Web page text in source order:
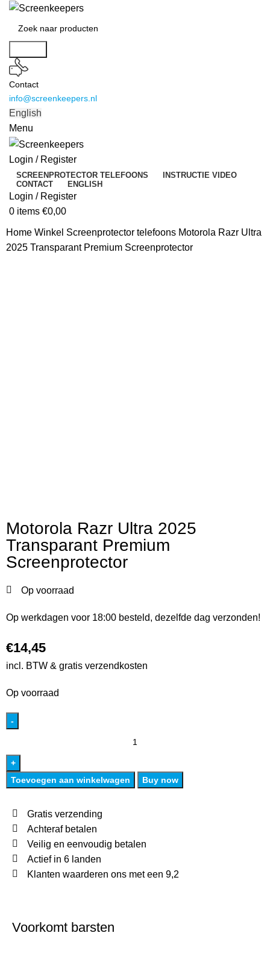
Contact
info@screenkeepers.nl
English
Menu
Login / Register
SCREENPROTECTOR TELEFOONS
INSTRUCTIE VIDEO
CONTACT
ENGLISH
Login / Register
0 items €0,00
HomeWinkel Screenprotector telefoons Motorola Razr Ultra
2025 Transparant Premium Screenprotector
Motorola Razr Ultra 2025
Transparant Premium
Screenprotector
Op voorraad
Op werkdagen voor 18:00 besteld, dezelfde dag verzonden!
€14,45
incl. BTW & gratis verzendkosten
Op voorraad
Toevoegen aan winkelwagen Buy now
Gratis verzending
Achteraf betalen
Veilig en eenvoudig betalen
Actief in 6 landen
Klanten waarderen ons met een 9,2
Voorkomt barsten